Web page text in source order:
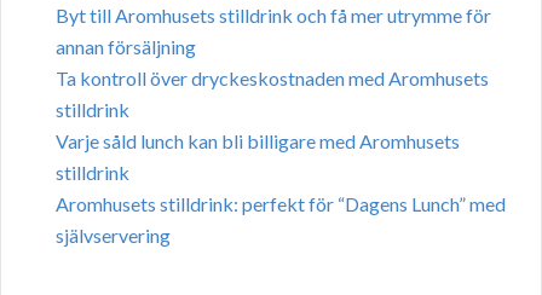
Byt till Aromhusets stilldrink och få mer utrymme för
annan försäljning
Ta kontroll över dryckeskostnaden med Aromhusets
stilldrink
Varje såld lunch kan bli billigare med Aromhusets
stilldrink
Aromhusets stilldrink: perfekt för “Dagens Lunch” med
självservering